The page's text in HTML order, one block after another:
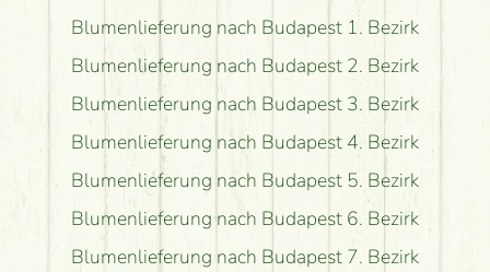
Blumenlieferung nach Budapest 1. Bezirk
Blumenlieferung nach Budapest 2. Bezirk
Blumenlieferung nach Budapest 3. Bezirk
Blumenlieferung nach Budapest 4. Bezirk
Blumenlieferung nach Budapest 5. Bezirk
Blumenlieferung nach Budapest 6. Bezirk
Blumenlieferung nach Budapest 7. Bezirk